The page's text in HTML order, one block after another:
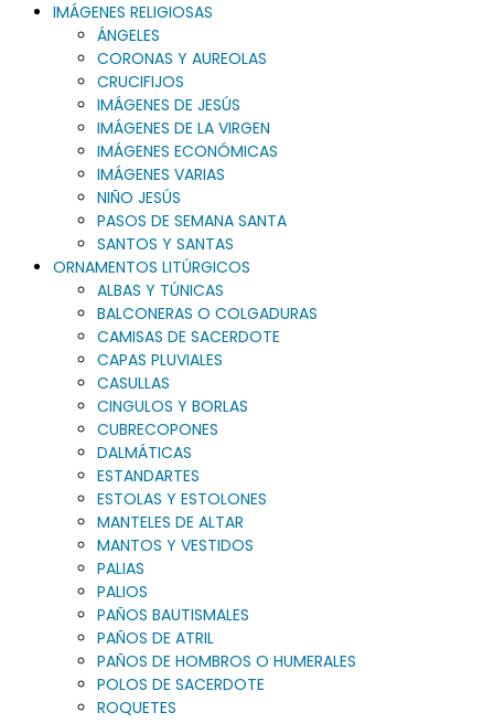
IMÁGENES RELIGIOSAS
ÁNGELES
CORONAS Y AUREOLAS
CRUCIFIJOS
IMÁGENES DE JESÚS
IMÁGENES DE LA VIRGEN
IMÁGENES ECONÓMICAS
IMÁGENES VARIAS
NIÑO JESÚS
PASOS DE SEMANA SANTA
SANTOS Y SANTAS
ORNAMENTOS LITÚRGICOS
ALBAS Y TÚNICAS
BALCONERAS O COLGADURAS
CAMISAS DE SACERDOTE
CAPAS PLUVIALES
CASULLAS
CINGULOS Y BORLAS
CUBRECOPONES
DALMÁTICAS
ESTANDARTES
ESTOLAS Y ESTOLONES
MANTELES DE ALTAR
MANTOS Y VESTIDOS
PALIAS
PALIOS
PAÑOS BAUTISMALES
PAÑOS DE ATRIL
PAÑOS DE HOMBROS O HUMERALES
POLOS DE SACERDOTE
ROQUETES